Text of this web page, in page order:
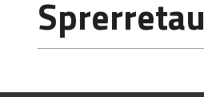
Sprerretau